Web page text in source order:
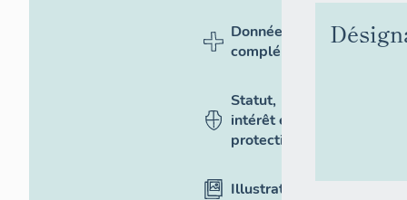
Données
complémentaires
Statut,
intérêt et
protection
Illustrations